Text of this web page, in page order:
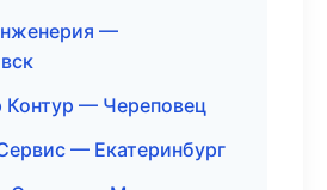
—
Контур — Череповец
— Екатеринбург